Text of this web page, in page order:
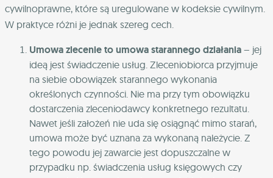
cywilnoprawne, które są uregulowane w kodeksie cywilnym.
W praktyce różni je jednak szereg cech.
Umowa zlecenie to umowa starannego działania – jej
ideą jest świadczenie usług. Zleceniobiorca przyjmuje
na siebie obowiązek starannego wykonania
określonych czynności. Nie ma przy tym obowiązku
dostarczenia zleceniodawcy konkretnego rezultatu.
Nawet jeśli założeń nie uda się osiągnąć mimo starań,
umowa może być uznana za wykonaną należycie. Z
tego powodu jej zawarcie jest dopuszczalne w
przypadku np. świadczenia usług księgowych czy